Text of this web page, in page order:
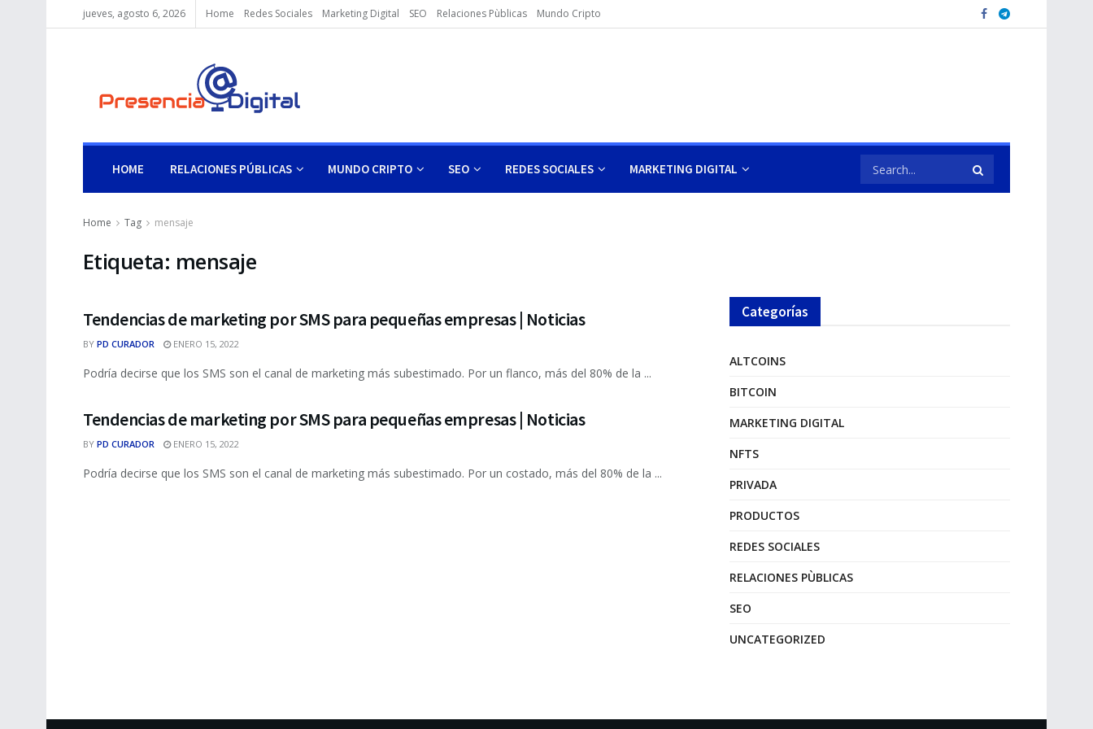
jueves, agosto 6, 2026 Home Redes Sociales Marketing Digital SEO Relaciones Pùblicas Mundo Cripto
HOME RELACIONES PÚBLICAS MUNDO CRIPTO SEO REDES SOCIALES MARKETING DIGITAL
Home Tag mensaje
Etiqueta: mensaje
Tendencias de marketing por SMS para pequeñas empresas | Noticias
BY PD CURADOR ENERO 15, 2022
Podría decirse que los SMS son el canal de marketing más subestimado. Por un flanco, más del 80% de la ...
Tendencias de marketing por SMS para pequeñas empresas | Noticias
BY PD CURADOR ENERO 15, 2022
Podría decirse que los SMS son el canal de marketing más subestimado. Por un costado, más del 80% de la ...
Categorías
ALTCOINS
BITCOIN
MARKETING DIGITAL
NFTS
PRIVADA
PRODUCTOS
REDES SOCIALES
RELACIONES PÙBLICAS
SEO
UNCATEGORIZED